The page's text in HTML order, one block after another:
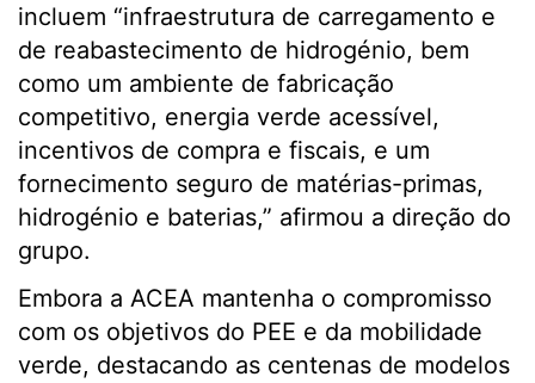
incluem “infraestrutura de carregamento e
de reabastecimento de hidrogénio, bem
como um ambiente de fabricação
competitivo, energia verde acessível,
incentivos de compra e fiscais, e um
fornecimento seguro de matérias-primas,
hidrogénio e baterias,” afirmou a direção do
grupo.
Embora a ACEA mantenha o compromisso
com os objetivos do PEE e da mobilidade
verde, destacando as centenas de modelos